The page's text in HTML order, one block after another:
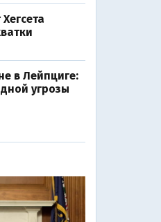
в Лейпциге:
угрозы